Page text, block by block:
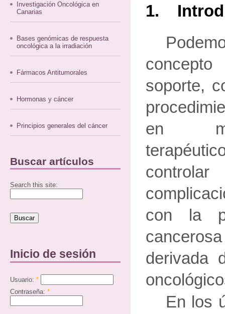
Investigación Oncológica en
Canarias
Bases genómicas de respuesta
oncológica a la irradiación
Fármacos Antitumorales
Hormonas y cáncer
Principios generales del cáncer
Buscar artículos
Search this site:
Inicio de sesión
Usuario: *
Contraseña: *
1.
concepto
soporte,
en
con la
derivada
En los